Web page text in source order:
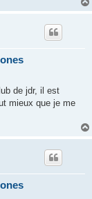
de jdr, il est
mieux que je me